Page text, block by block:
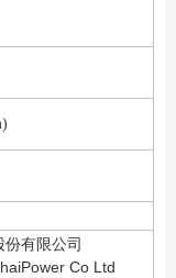
有限公司
Co Ltd